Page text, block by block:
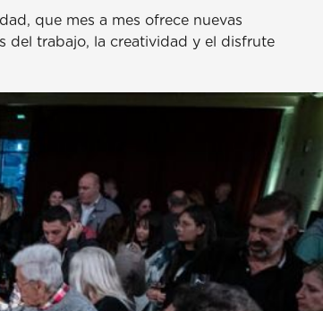
que mes a mes ofrece nuevas
del trabajo, la creatividad y el disfrute